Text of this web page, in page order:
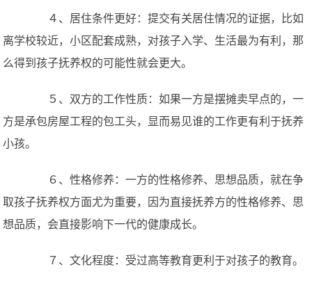
４、居住条件更好：提交有关居住情况的证据，比如
离学校较近，小区配套成熟，对孩子入学、生活最为有利，那
么得到孩子抚养权的可能性就会更大。
５、双方的工作性质：如果一方是摆摊卖早点的，一
方是承包房屋工程的包工头，显而易见谁的工作更有利于抚养
小孩。
６、性格修养：一方的性格修养、思想品质，就在争
取孩子抚养权方面尤为重要，因为直接抚养方的性格修养、思
想品质，会直接影响下一代的健康成长。
７、文化程度：受过高等教育更利于对孩子的教育。